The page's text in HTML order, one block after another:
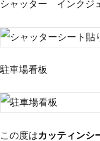
シャッター インクジ
駐車場看板
この度はカッティンシ